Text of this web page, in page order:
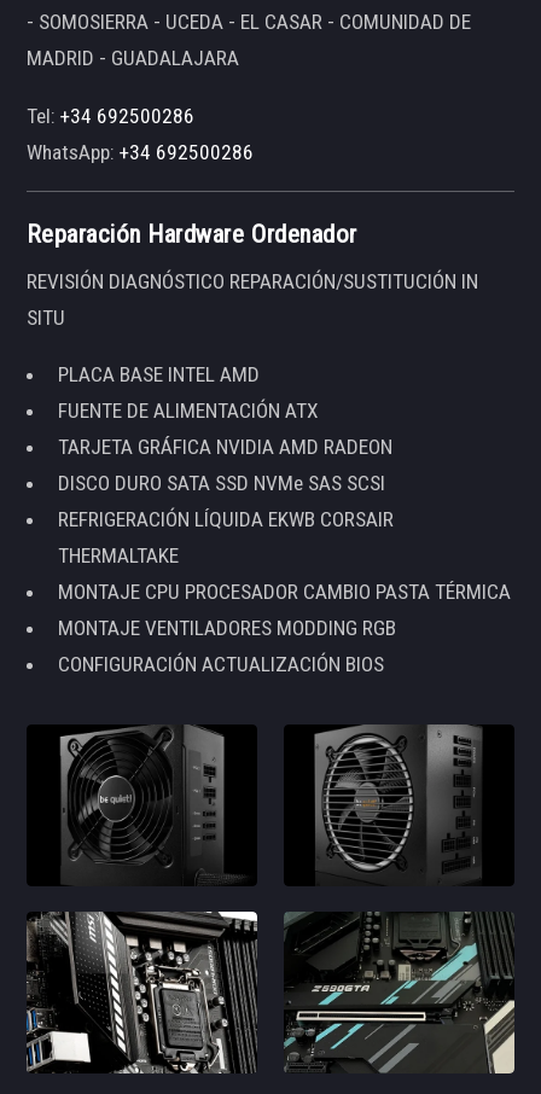
- SOMOSIERRA - UCEDA - EL CASAR - COMUNIDAD DE
MADRID - GUADALAJARA
Tel:+34 692500286
WhatsApp:+34 692500286
Reparación Hardware Ordenador
REVISIÓN DIAGNÓSTICO REPARACIÓN/SUSTITUCIÓN IN
SITU
PLACA BASE INTEL AMD
FUENTE DE ALIMENTACIÓN ATX
TARJETA GRÁFICA NVIDIA AMD RADEON
DISCO DURO SATA SSD NVMe SAS SCSI
REFRIGERACIÓN LÍQUIDA EKWB CORSAIR
THERMALTAKE
MONTAJE CPU PROCESADOR CAMBIO PASTA TÉRMICA
MONTAJE VENTILADORES MODDING RGB
CONFIGURACIÓN ACTUALIZACIÓN BIOS